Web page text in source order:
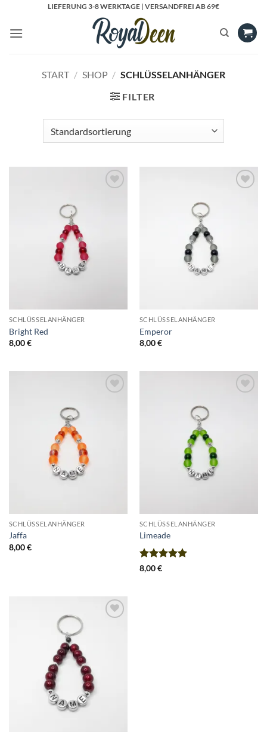
springen
LIEFERUNG 3-8 WERKTAGE | VERSANDFREI AB 69€
START / SHOP / SCHLÜSSELANHÄNGER
FILTER
SCHLÜSSELANHÄNGER
Bright Red
8,00€
SCHLÜSSELANHÄNGER
Emperor
8,00€
SCHLÜSSELANHÄNGER
Jaffa
8,00€
SCHLÜSSELANHÄNGER
Limeade
Bewertet
8,00€